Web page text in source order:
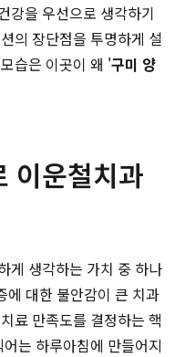
강을 우선으로 생각하기
의 장단점을 투명하게 설
습은 이곳이 왜 '구미 양
이운철치과
게 생각하는 가치 중 하나
에 대한 불안감이 큰 치과
료 만족도를 결정하는 핵
는 하루아침에 만들어지